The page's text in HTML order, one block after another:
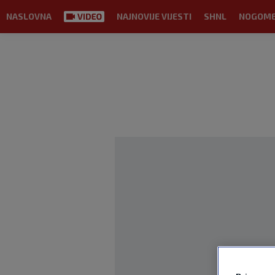
NASLOVNA NAJNOVIJE VIJESTI SHNL